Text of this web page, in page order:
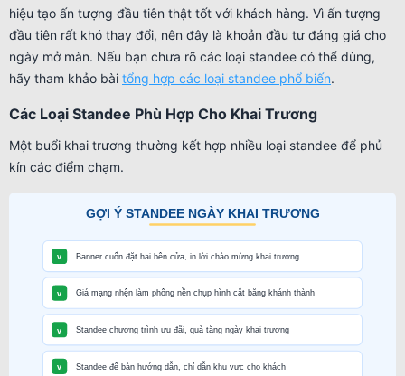
hiệu tạo ấn tượng đầu tiên thật tốt với khách hàng. Vì ấn tượng
đầu tiên rất khó thay đổi, nên đây là khoản đầu tư đáng giá cho
ngày mở màn. Nếu bạn chưa rõ các loại standee có thể dùng,
hãy tham khảo bài tổng hợp các loại standee phổ biến.
Các Loại Standee Phù Hợp Cho Khai Trương
Một buổi khai trương thường kết hợp nhiều loại standee để phủ
kín các điểm chạm.